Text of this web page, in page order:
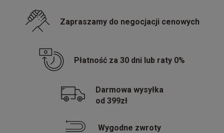
Zapraszamy do negocjacji cenowych
Płatność za 30 dni lub raty 0%
Darmowa wysyłka
od 399zł
Wygodne zwroty